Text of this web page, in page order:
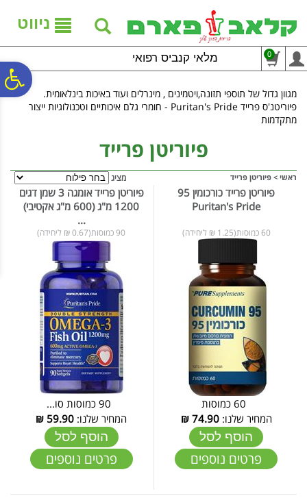
נגישות
אתר
המרכזי
ניווט
מלאי קנביס רפואי 0
מגוון גדול של תוספי תזונה,ויטמינים , מינרלים ועוד באיכות בינלאומית.
פיוריטנ'ס פרייד Puritan's Pride - חומרי גלם איכותיים וטכנולוגיות ייצור
מתקדמות
פיוריטן פרייד
ראשי > פיוריטן פרייד מציג
פיוריטן פרייד כורכומין 95
Puritan's Pride
60 כמוסות(1.25 ₪ ליחידה)
המחיר שלנו:74.90
₪
הוסף לסל
פרטים נוספים
פיוריטן פרייד אומגה 3 שמן דגים
1200 מ"ג (600 מ"ג אקטיבי)
...
90 כמוסות(0.67 ₪ ליחידה)
המחיר שלנו: 59.90
₪
הוסף לסל
פרטים נוספים